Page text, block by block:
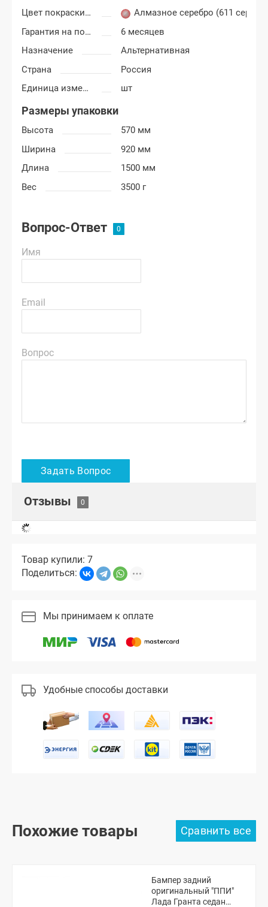
Цвет покраски Лада Гранта
Алмазное серебро (611
Гарантия на покраску
6 месяцев
Назначение
Альтернативная
Страна
Россия
Единица измерения
шт
Размеры упаковки
Высота
570 мм
Ширина
920 мм
Длина
1500 мм
Вес
3500 г
Вопрос-Ответ
Имя
Email
Вопрос
Отзывы
Товар купили: 7
Поделиться:
Мы принимаем к оплате
Удобные способы доставки
Похожие товары
Бампер задний
оригинальный "ППИ"
Лада Гранта седан